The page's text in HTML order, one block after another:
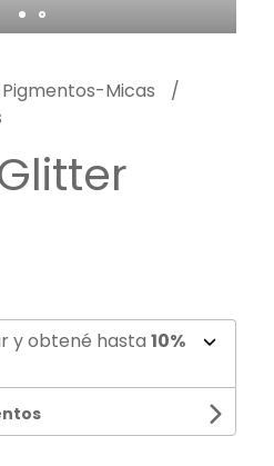
Micas
y obtené hasta 10%